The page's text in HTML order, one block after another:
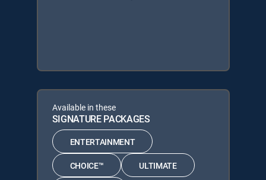
Available in these
SIGNATURE PACKAGES
ENTERTAINMENT
CHOICE™ ULTIMATE